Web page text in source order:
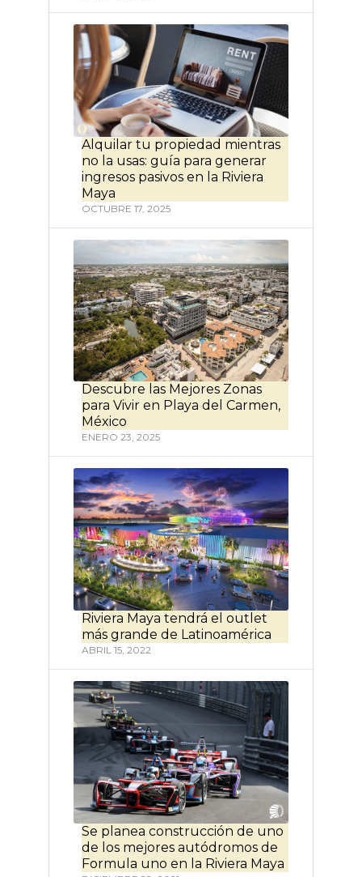
Alquilar tu propiedad mientras
no la usas: guía para generar
ingresos pasivos en la Riviera
Maya
OCTUBRE 17, 2025
Descubre las Mejores Zonas
para Vivir en Playa del Carmen,
México
ENERO 23, 2025
Riviera Maya tendrá el outlet
más grande de Latinoamérica
ABRIL 15, 2022
Se planea construcción de uno
de los mejores autódromos de
Formula uno en la Riviera Maya